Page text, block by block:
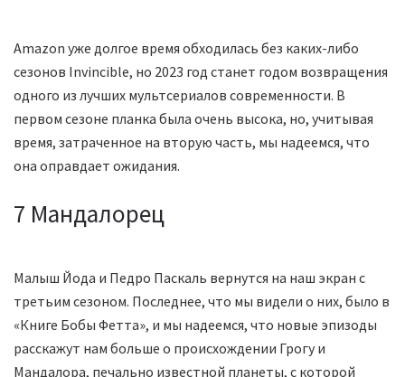
Amazon уже долгое время обходилась без каких-либо
сезонов Invincible, но 2023 год станет годом возвращения
одного из лучших мультсериалов современности. В
первом сезоне планка была очень высока, но, учитывая
время, затраченное на вторую часть, мы надеемся, что
она оправдает ожидания.
7 Мандалорец
Малыш Йода и Педро Паскаль вернутся на наш экран с
третьим сезоном. Последнее, что мы видели о них, было в
«Книге Бобы Фетта», и мы надеемся, что новые эпизоды
расскажут нам больше о происхождении Грогу и
Мандалора, печально известной планеты, с которой